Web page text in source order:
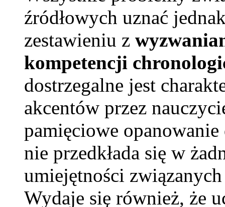
źródłowych uznać
zestawieniu z wyzwa
kompetencji
dostrzegalne jest
akcentów przez
pamięciowe
nie przedkłada się w
umiejętności
Wydaje się również, że